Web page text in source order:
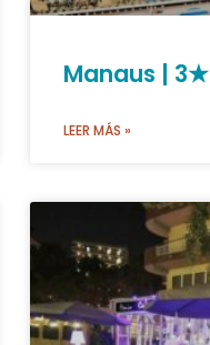
Manaus | 3★
LEER MÁS »